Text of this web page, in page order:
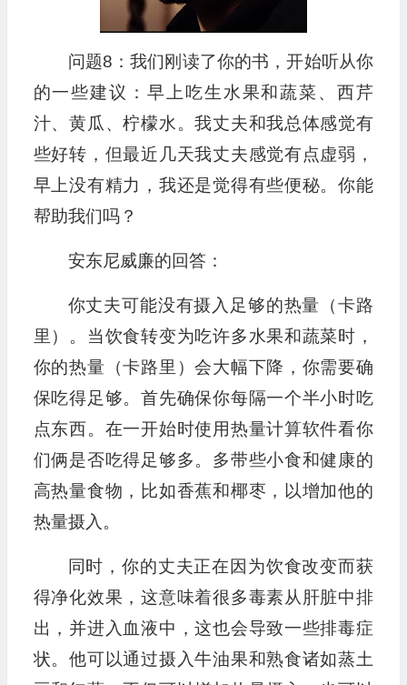
问题8：我们刚读了你的书，开始听从你
的一些建议：早上吃生水果和蔬菜、西芹
汁、黄瓜、柠檬水。我丈夫和我总体感觉有
些好转，但最近几天我丈夫感觉有点虚弱，
早上没有精力，我还是觉得有些便秘。你能
帮助我们吗？
安东尼威廉的回答：
你丈夫可能没有摄入足够的热量（卡路
里）。当饮食转变为吃许多水果和蔬菜时，
你的热量（卡路里）会大幅下降，你需要确
保吃得足够。首先确保你每隔一个半小时吃
点东西。在一开始时使用热量计算软件看你
们俩是否吃得足够多。多带些小食和健康的
高热量食物，比如香蕉和椰枣，以增加他的
热量摄入。
同时，你的丈夫正在因为饮食改变而获
得净化效果，这意味着很多毒素从肝脏中排
出，并进入血液中，这也会导致一些排毒症
状。他可以通过摄入牛油果和熟食诸如蒸土